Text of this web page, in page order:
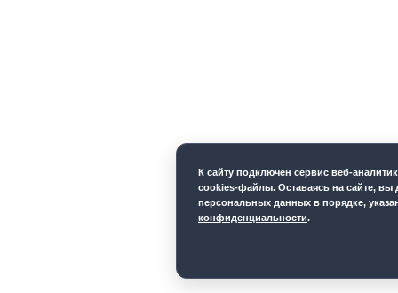
К cайту подключен сервис веб-
cookies-файлы. Оставаясь на сайте, вы
персональных данных в порядке,
конфиденциальности.